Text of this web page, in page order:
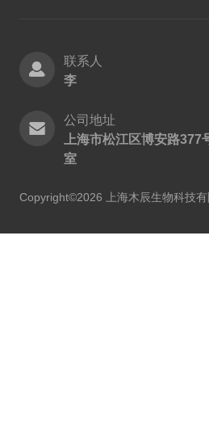
联系人
李
公司地址
上海市松江区博安路
室
Copyright©2026 上海木辰生物科技